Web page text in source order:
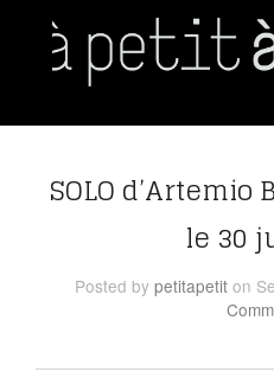
SOLO
le 30
Posted by petitapetit on